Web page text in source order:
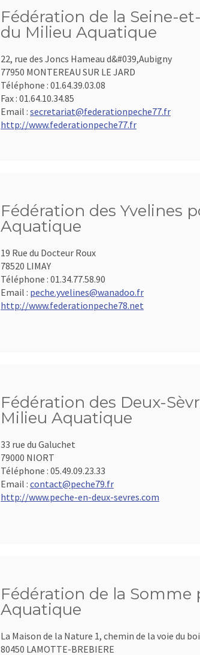
Fédération de la Seine-
du Milieu Aquatique
22, rue des Joncs Hameau d&#039,Aubigny
77950 MONTEREAU SUR LE JARD
Téléphone : 01.64.39.03.08
Fax : 01.64.10.34.85
Email : secretariat@federationpeche77.fr
http://www.federationpeche77.fr
Fédération des Yvelines
Aquatique
19 Rue du Docteur Roux
78520 LIMAY
Téléphone : 01.34.77.58.90
Email : peche.yvelines@wanadoo.fr
http://www.federationpeche78.net
Fédération des Deux-
Milieu Aquatique
33 rue du Galuchet
79000 NIORT
Téléphone : 05.49.09.23.33
Email : contact@peche79.fr
http://www.peche-en-deux-sevres.com
Fédération de la
Aquatique
La Maison de la Nature 1, chemin de la voie du
80450 LAMOTTE-BREBIERE